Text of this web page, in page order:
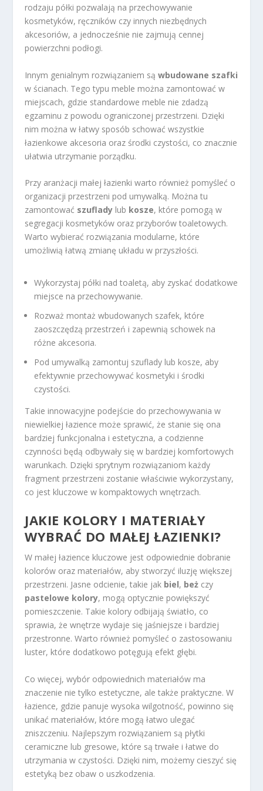
rodzaju półki pozwalają na przechowywanie
kosmetyków, ręczników czy innych niezbędnych
akcesoriów, a jednocześnie nie zajmują cennej
powierzchni podłogi.
Innym genialnym rozwiązaniem sąwbudowane szafki
w ścianach. Tego typu meble można zamontować w
miejscach, gdzie standardowe meble nie zdadzą
egzaminu z powodu ograniczonej przestrzeni. Dzięki
nim można w łatwy sposób schować wszystkie
łazienkowe akcesoria oraz środki czystości, co znacznie
ułatwia utrzymanie porządku.
Przy aranżacji małej łazienki warto również pomyśleć o
organizacji przestrzeni pod umywalką. Można tu
zamontować szuflady lub kosze, które pomogą w
segregacji kosmetyków oraz przyborów toaletowych.
Warto wybierać rozwiązania modularne, które
umożliwią łatwą zmianę układu w przyszłości.
Wykorzystaj półki nad toaletą, aby zyskać dodatkowe
miejsce na przechowywanie.
Rozważ montaż wbudowanych szafek, które
zaoszczędzą przestrzeń i zapewnią schowek na
różne akcesoria.
Pod umywalką zamontuj szuflady lub kosze, aby
efektywnie przechowywać kosmetyki i środki
czystości.
Takie innowacyjne podejście do przechowywania w
niewielkiej łazience może sprawić, że stanie się ona
bardziej funkcjonalna i estetyczna, a codzienne
czynności będą odbywały się w bardziej komfortowych
warunkach. Dzięki sprytnym rozwiązaniom każdy
fragment przestrzeni zostanie właściwie wykorzystany,
co jest kluczowe w kompaktowych wnętrzach.
JAKIE KOLORY I MATERIAŁY
WYBRAĆ DO MAŁEJ ŁAZIENKI?
W małej łazience kluczowe jest odpowiednie dobranie
kolorów oraz materiałów, aby stworzyć iluzję większej
przestrzeni. Jasne odcienie, takie jak biel, beż czy
pastelowe kolory, mogą optycznie powiększyć
pomieszczenie. Takie kolory odbijają światło, co
sprawia, że wnętrze wydaje się jaśniejsze i bardziej
przestronne. Warto również pomyśleć o zastosowaniu
luster, które dodatkowo potęgują efekt głębi.
Co więcej, wybór odpowiednich materiałów ma
znaczenie nie tylko estetyczne, ale także praktyczne. W
łazience, gdzie panuje wysoka wilgotność, powinno się
unikać materiałów, które mogą łatwo ulegać
zniszczeniu. Najlepszym rozwiązaniem są płytki
ceramiczne lub gresowe, które są trwałe i łatwe do
utrzymania w czystości. Dzięki nim, możemy cieszyć się
estetyką bez obaw o uszkodzenia.